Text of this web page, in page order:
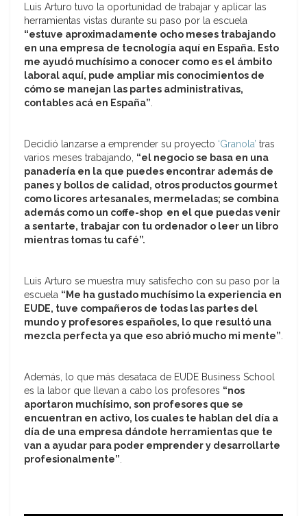
Luis Arturo tuvo la oportunidad de trabajar y aplicar las
herramientas vistas durante su paso por la escuela
“estuve aproximadamente ocho meses trabajando
en una empresa de tecnología aquí en España. Esto
me ayudó muchísimo a conocer como es el ámbito
laboral aquí, pude ampliar mis conocimientos de
cómo se manejan las partes administrativas,
contables acá en España”.
Decidió lanzarse a emprender su proyecto ‘Granola’ tras
varios meses trabajando, “el negocio se basa en una
panadería en la que puedes encontrar además de
panes y bollos de calidad, otros productos gourmet
como licores artesanales, mermeladas; se combina
además como un coffe-shop en el que puedas venir
a sentarte, trabajar con tu ordenador o leer un libro
mientras tomas tu café”.
Luis Arturo se muestra muy satisfecho con su paso por la
escuela “Me ha gustado muchísimo la experiencia en
EUDE, tuve compañeros de todas las partes del
mundo y profesores españoles, lo que resultó una
mezcla perfecta ya que eso abrió mucho mi mente”.
Además, lo que más desataca de EUDE Business School
es la labor que llevan a cabo los profesores “nos
aportaron muchísimo, son profesores que se
encuentran en activo, los cuales te hablan del día a
día de una empresa dándote herramientas que te
van a ayudar para poder emprender y desarrollarte
profesionalmente”.